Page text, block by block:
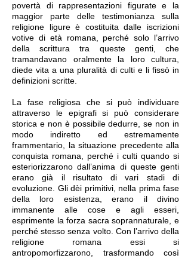
povertà di rappresentazioni figurate e la
maggior parte delle testimonianza sulla
religione ligure è costituita dalle iscrizioni
votive di età romana, perché solo l’arrivo
della scrittura tra queste genti, che
tramandavano oralmente la loro cultura,
diede vita a una pluralità di culti e li fissò in
definizioni scritte.
La fase religiosa che si può individuare
attraverso le epigrafi si può considerare
storica e non è possibile dedurre, se non in
modo indiretto ed estremamente
frammentario, la situazione precedente alla
conquista romana, perché i culti quando si
esteriorizzarono dall’anima di queste genti
erano già il risultato di vari stadi di
evoluzione. Gli dèi primitivi, nella prima fase
della loro esistenza, erano il divino
immanente alle cose e agli esseri,
esprimente la forza sacra soprannaturale, e
perché stesso senza volto. Con l’arrivo della
religione romana essi si
antropomorfizzarono, trasformando così